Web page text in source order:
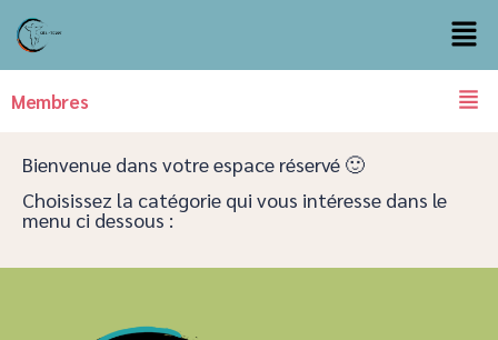
Membres
Bienvenue dans votre espace réservé 🙂
Choisissez la catégorie qui vous intéresse dans le
menu ci dessous :​​